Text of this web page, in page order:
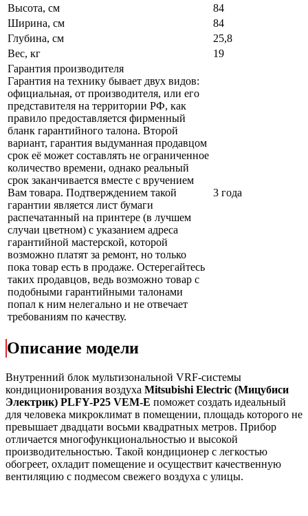
Высота, см
84
Ширина, см
84
Глубина, см
25,8
Вес, кг
19
Гарантия производителя
Гарантия на технику бывает двух видов:
официальная, от производителя, или его
представителя на территории РФ, как
правило предоставляется фирменный
бланк гарантийного талона. Второй
вариант, гарантия выдуманная продавцом
срок её может составлять не ограниченное
количество времени, однако реальный
срок заканчивается вместе с вручением
Вам товара. Подтверждением такой
гарантии является лист бумаги
распечатанный на принтере (в лучшем
случаи цветном) с указанием адреса
гарантийной мастерской, которой
возможно платят за ремонт, но только
пока товар есть в продаже. Остерегайтесь
таких продавцов, ведь возможно товар с
подобными гарантийными талонами
попал к ним нелегально и не отвечает
требованиям по качеству.
3 года
Описание модели
Внутренний блок мультизональной VRF-системы
кондиционирования воздуха Mitsubishi Electric (Мицубиси
Электрик) PLFY-P25 VEM-E поможет создать идеальный
для человека микроклимат в помещении, площадь которого не
превышает двадцати восьми квадратных метров. Прибор
отличается многофункциональностью и высокой
производительностью. Такой кондиционер с легкостью
обогреет, охладит помещение и осуществит качественную
вентиляцию с подмесом свежего воздуха с улицы.